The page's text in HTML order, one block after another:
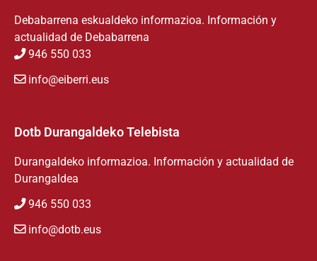
Debabarrena eskualdeko informazioa. Información y
actualidad de Debabarrena
946 550 033
info@eiberri.eus
Dotb Durangaldeko Telebista
Durangaldeko informazioa. Información y actualidad de
Durangaldea
946 550 033
info@dotb.eus